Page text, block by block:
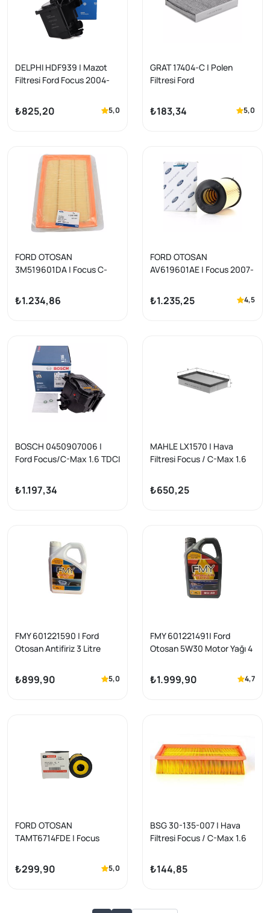
DELPHI HDF939 | Mazot
Filtresi Ford Focus 2004-
Citroën 1.6 HDI Euro4
₺825,20 5,0
GRAT 17404-C | Polen
Filtresi Ford
Max 2004-2012
₺183,34 5,0
FORD OTOSAN
3M519601DA | Focus C-
03-07 Orijinal
₺1.234,86
FORD OTOSAN
AV619601AE | Focus 2007-
Connect Kuga
₺1.235,25 4,5
BOSCH 0450907006 |
Ford Focus/C-Max 1.6 TDCI
01-12, Peugeot/Citroen 1.6
HDI
₺1.197,34
MAHLE LX1570 | Hava
Filtresi Focus / C-Max 1.6
₺650,25
FMY 601221590 | Ford
Otosan Antifiriz 3 Litre
₺899,90 5,0
FMY 601221491| Ford
Otosan 5W30 Motor Yağı 4
Onaylı
₺1.999,90 4,7
FORD OTOSAN
TAMT6714FDE | Focus
₺299,90 5,0
BSG 30-135-007 | Hava
Filtresi Focus / C-Max 1.6
₺144,85